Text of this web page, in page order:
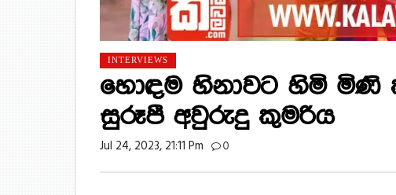
INTERVIEWS
හොඳම හිනාවට හිමි මිණි
සුරූපී අවුරුදු කුමරිය
Jul 24, 2023, 21:11 Pm 0